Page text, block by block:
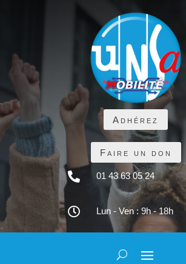
Adhérez
Faire un don
 01 43 63 05 24
 Lun - Ven : 9h - 18h